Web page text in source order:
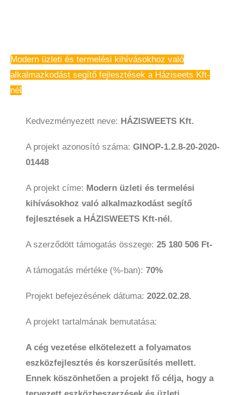
Modern üzleti és termelési kihívásokhoz való
alkalmazkodást segítő fejlesztések a Háziseets Kft-
nél​
Kedvezményezett neve: HÁZISWEETS Kft.
A projekt azonosító száma: GINOP-1.2.8-20-2020-
01448
A projekt címe: Modern üzleti és termelési
kihívásokhoz való alkalmazkodást segítő
fejlesztések a HÁZISWEETS Kft-nél.
A szerződött támogatás összege: 25 180 506 Ft-
A támogatás mértéke (%-ban): 70%
Projekt befejezésének dátuma: 2022.02.28.
A projekt tartalmának bemutatása:
A cég vezetése elkötelezett a folyamatos
eszközfejlesztés és korszerűsítés mellett.
Ennek köszönhetően a projekt fő célja, hogy a